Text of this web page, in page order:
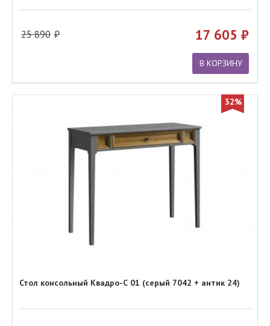
25 890 17 605
В КОРЗИНУ
32%
Стол консольный Квадро-С 01 (серый 7042 + антик 24)